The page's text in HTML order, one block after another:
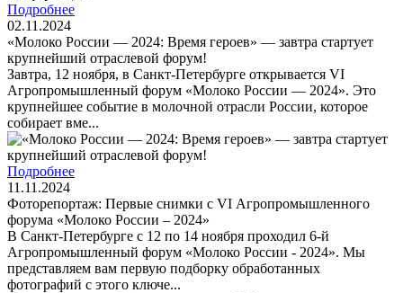
Подробнее
02.11.2024
«Молоко России — 2024: Время героев» — завтра стартует
крупнейший отраслевой форум!
Завтра, 12 ноября, в Санкт-Петербурге открывается VI
Агропромышленный форум «Молоко России — 2024». Это
крупнейшее событие в молочной отрасли России, которое
собирает вме...
Подробнее
11.11.2024
Фоторепортаж: Первые снимки с VI Агропромышленного
форума «Молоко России – 2024»
В Санкт-Петербурге с 12 по 14 ноября проходил 6-й
Агропромышленный форум «Молоко России - 2024». Мы
представляем вам первую подборку обработанных
фотографий с этого ключе...